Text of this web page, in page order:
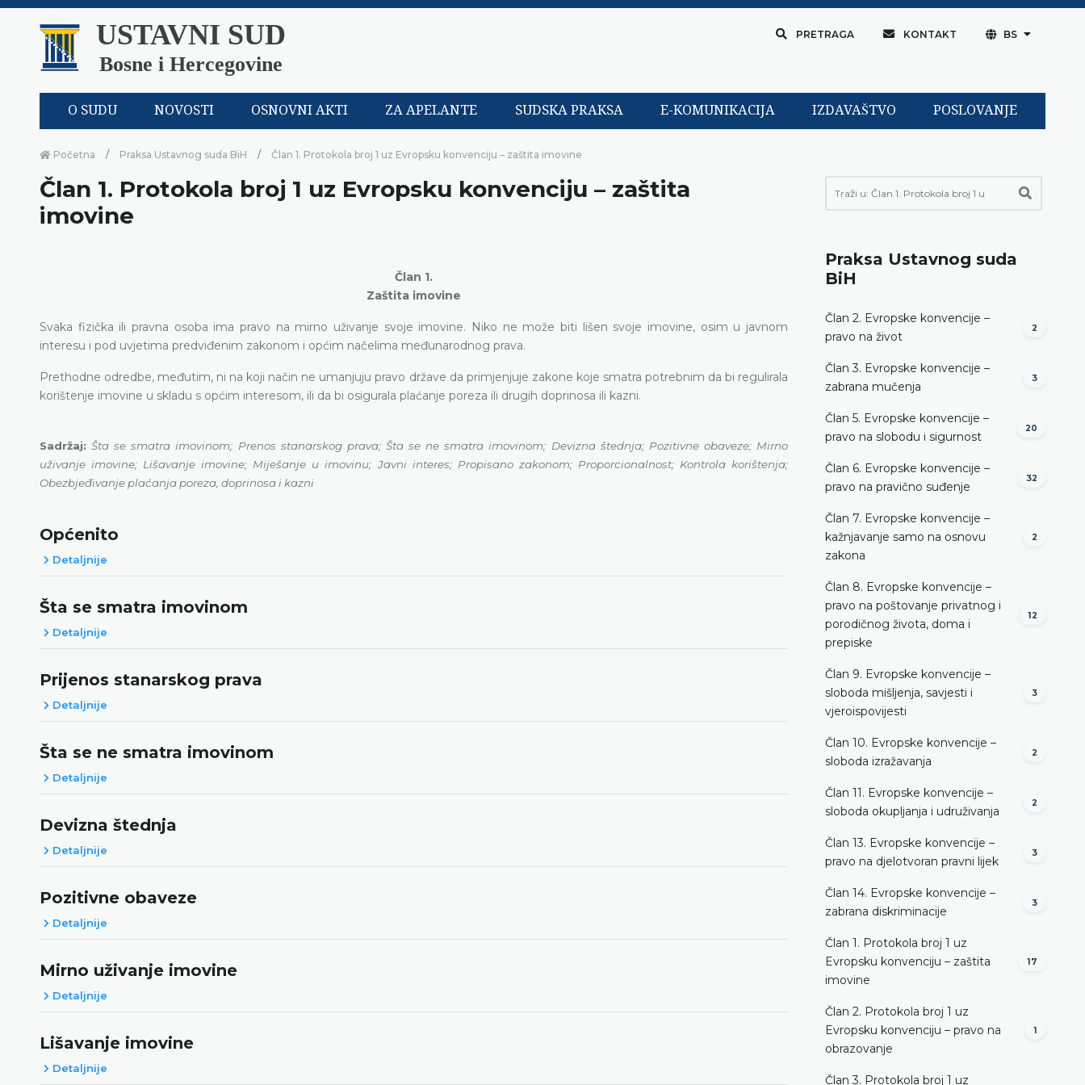
USTAVNI SUD
Bosne i Hercegovine
PRETRAGA KONTAKT BS
O SUDU NOVOSTI OSNOVNI AKTI ZA APELANTE SUDSKA PRAKSA E-KOMUNIKACIJA IZDAVAŠTVO POSLOVANJE
Početna Praksa Ustavnog suda BiH Član 1. Protokola broj 1 uz Evropsku konvenciju – zaštita imovine
Član 1. Protokola broj 1 uz Evropsku konvenciju – zaštita
imovine
Član 1.
Zaštita imovine
Svaka fizička ili pravna osoba ima pravo na mirno uživanje svoje imovine. Niko ne može biti lišen svoje imovine, osim u javnom
interesu i pod uvjetima predviđenim zakonom i općim načelima međunarodnog prava.
Prethodne odredbe, međutim, ni na koji način ne umanjuju pravo države da primjenjuje zakone koje smatra potrebnim da bi regulirala
korištenje imovine u skladu s općim interesom, ili da bi osigurala plaćanje poreza ili drugih doprinosa ili kazni.
Sadržaj: Šta se smatra imovinom; Prenos stanarskog prava; Šta se ne smatra imovinom; Devizna štednja; Pozitivne obaveze; Mirno
uživanje imovine; Lišavanje imovine; Miješanje u imovinu; Javni interes; Propisano zakonom; Proporcionalnost; Kontrola korištenja;
Obezbjeđivanje plaćanja poreza, doprinosa i kazni
Općenito
Detaljnije
Šta se smatra imovinom
Detaljnije
Prijenos stanarskog prava
Detaljnije
Šta se ne smatra imovinom
Detaljnije
Devizna štednja
Detaljnije
Pozitivne obaveze
Detaljnije
Mirno uživanje imovine
Detaljnije
Lišavanje imovine
Detaljnije
Praksa Ustavnog suda
BiH
Član 2. Evropske konvencije –
pravo na život
2
Član 3. Evropske konvencije –
zabrana mučenja
3
Član 5. Evropske konvencije –
pravo na slobodu i sigurnost
20
Član 6. Evropske konvencije –
pravo na pravično suđenje
32
Član 7. Evropske konvencije –
kažnjavanje samo na osnovu
zakona
2
Član 8. Evropske konvencije –
pravo na poštovanje privatnog i
porodičnog života, doma i
prepiske
12
Član 9. Evropske konvencije –
sloboda mišljenja, savjesti i
vjeroispovijesti
3
Član 10. Evropske konvencije –
sloboda izražavanja
2
Član 11. Evropske konvencije –
sloboda okupljanja i udruživanja
2
Član 13. Evropske konvencije –
pravo na djelotvoran pravni lijek
3
Član 14. Evropske konvencije –
zabrana diskriminacije
3
Član 1. Protokola broj 1 uz
Evropsku konvenciju – zaštita
imovine
17
Član 2. Protokola broj 1 uz
Evropsku konvenciju – pravo na
obrazovanje
1
Član 3. Protokola broj 1 uz